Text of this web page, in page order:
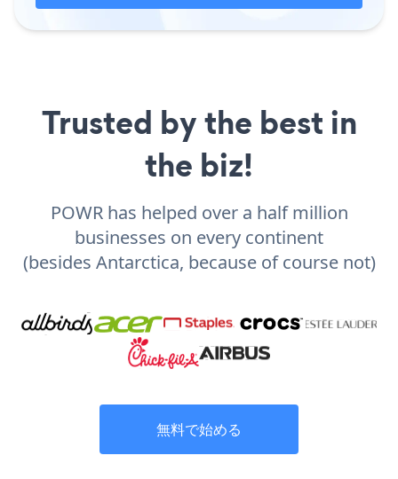
Trusted by the best in
the biz!
POWR has helped over a half million
businesses on every continent
(besides Antarctica, because of course not)
無料で始める